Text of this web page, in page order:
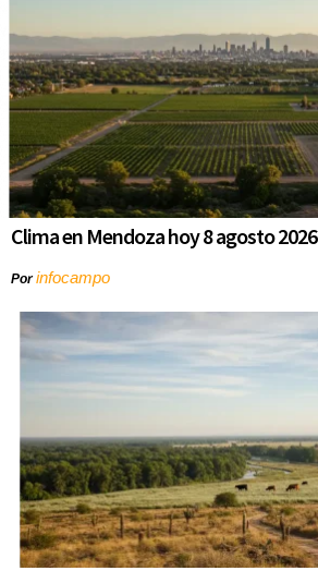
Clima en Mendoza hoy 8 agosto 2026
Porinfocampo